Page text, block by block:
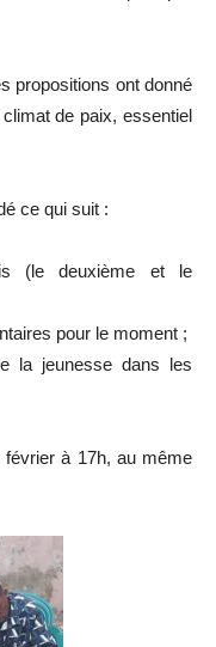
propositions ont donné
de paix, essentiel
ce qui suit :
(le deuxième et le
pour le moment ;
la jeunesse dans les
février à 17h, au même